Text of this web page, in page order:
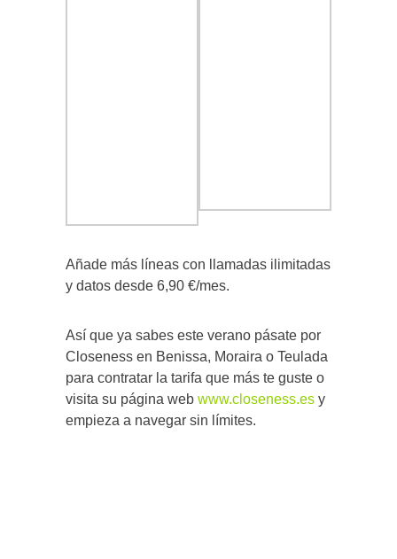
Añade más líneas con llamadas ilimitadas
y datos desde 6,90 €/mes.
Así que ya sabes este verano pásate por
Closeness en Benissa, Moraira o Teulada
para contratar la tarifa que más te guste o
visita su página web www.closeness.es y
empieza a navegar sin límites.